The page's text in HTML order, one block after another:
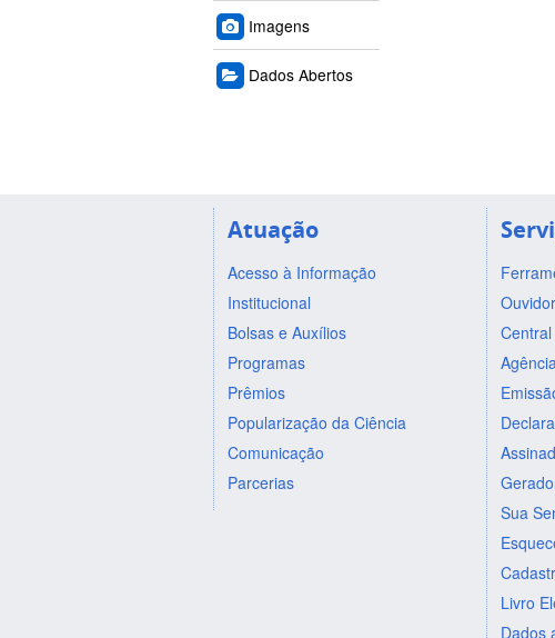
Imagens
Dados Abertos
Atuação
Acesso à Informação
Institucional
Bolsas e Auxílios
Programas
Prêmios
Popularização da Ciência
Comunicação
Parcerias
Sua
Livro
Dados